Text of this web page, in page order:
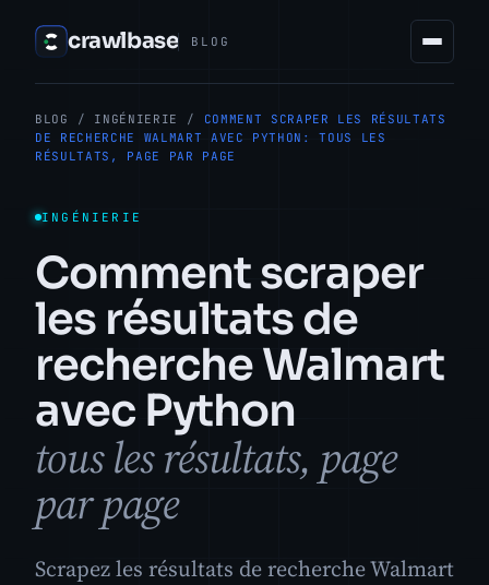
crawlbase BLOG
BLOG / INGÉNIERIE /
COMMENT SCRAPER LES RÉSULTATS
DE RECHERCHE WALMART AVEC PYTHON: TOUS LES
RÉSULTATS, PAGE PAR PAGE
INGÉNIERIE
Comment scraper
les résultats de
recherche Walmart
avec Python
tous les résultats, page
par page
Scrapez les résultats de recherche Walmart